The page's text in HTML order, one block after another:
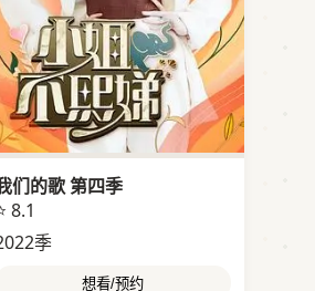
们的歌 第四季
8.1
季
想看/预约